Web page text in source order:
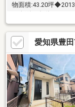
物面積:43.20坪
備完備 映画・音楽
調「快適エアリー」
ル外壁」で美しさと
も安心です。キッチ
室内リフォーム・ク
愛知県豊